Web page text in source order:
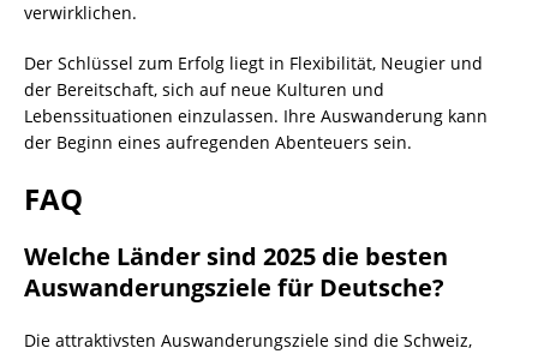
verwirklichen.
Der Schlüssel zum Erfolg liegt in Flexibilität, Neugier und
der Bereitschaft, sich auf neue Kulturen und
Lebenssituationen einzulassen. Ihre Auswanderung kann
der Beginn eines aufregenden Abenteuers sein.
FAQ
Welche Länder sind 2025 die besten
Auswanderungsziele für Deutsche?
Die attraktivsten Auswanderungsziele sind die Schweiz,